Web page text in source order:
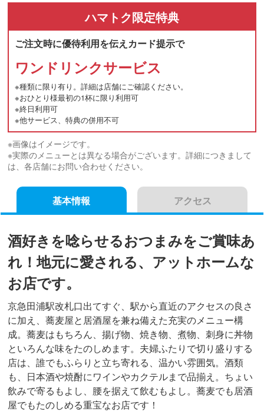
ハマトク限定特典
ご注文時に優待利用を伝えカード提示で
ワンドリンクサービス
※種類に限り有り。詳細は店舗にご確認ください。
※おひとり様最初の1杯に限り利用可
※終日利用可
※他サービス、特典の併用不可
※画像はイメージです。
※実際のメニューとは異なる場合がございます。詳細につきまして
は、各店舗にお問い合わせください。
基本情報 アクセス
酒好きを唸らせるおつまみをご賞味あ
れ！地元に愛される、アットホームな
お店です。
京急田浦駅改札口出てすぐ、駅から直近のアクセスの良さ
に加え、蕎麦屋と居酒屋を兼ね備えた充実のメニュー構
成。蕎麦はもちろん、揚げ物、焼き物、煮物、刺身に丼物
といろんな味をたのしめます。夫婦ふたりで切り盛りする
店は、誰でもふらりと立ち寄れる、温かい雰囲気。酒類
も、日本酒や焼酎にワインやカクテルまで品揃え。ちょい
飲みで寄るもよし、腰を据えて飲むもよし。蕎麦でも居酒
屋でもたのしめる重宝なお店です！